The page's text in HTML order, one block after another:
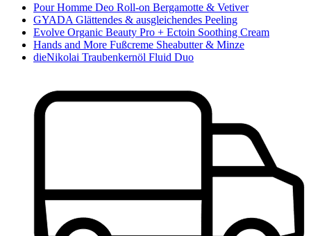
Pour Homme Deo Roll-on Bergamotte & Vetiver
GYADA Glättendes & ausgleichendes Peeling
Evolve Organic Beauty Pro + Ectoin Soothing Cream
Hands and More Fußcreme Sheabutter & Minze
dieNikolai Traubenkernöl Fluid Duo